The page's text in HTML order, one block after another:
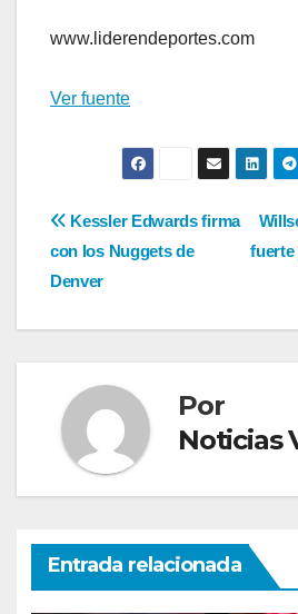
www.liderendeportes.com
Ver fuente
Navegación
de
entradas
fuerte
Kessler Edwards firma
con los Nuggets de
Denver
Por
Noticias
Entrada relacionada